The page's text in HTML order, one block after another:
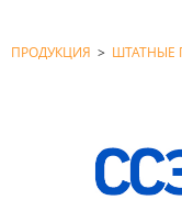
ПРОДУКЦИЯ > ШТАТНЫЕ